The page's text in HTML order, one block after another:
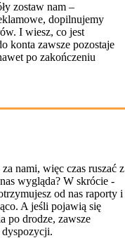
zostaw nam –
dopilnujemy
I wiesz, co jest
konta zawsze pozostaje
po zakończeniu
nami, więc czas ruszać z
wygląda? W skrócie -
od nas raporty i
A jeśli pojawią się
po drodze, zawsze